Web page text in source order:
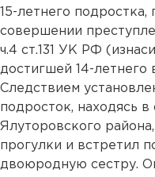
15-летнего
совершении
ч.4 ст.131 УК РФ
достигшей 14-летнего
Следствием
подросток, находясь
Ялуторовского
прогулки и встретил
двоюродную сестру.